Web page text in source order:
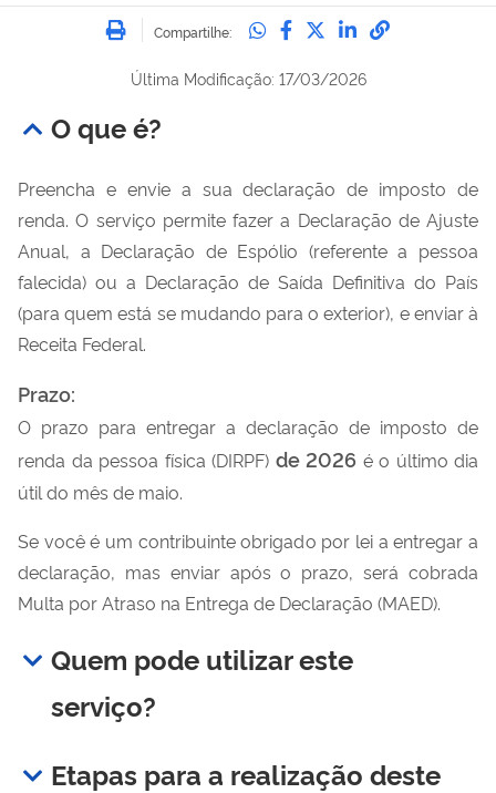
Imprimir
Compartilhe: Compartilhe no
Compartilhe no
Compartilhe no
Compartilhe
Última Modificação: 17/03/2026
O que é?
Preencha e envie a sua declaração de imposto de
renda. O serviço permite fazer a Declaração de Ajuste
Anual, a Declaração de Espólio (referente a pessoa
falecida) ou a Declaração de Saída Definitiva do País
(para quem está se mudando para o exterior), e enviar à
Receita Federal.
Prazo:
O prazo para entregar a declaração de imposto de
renda da pessoa física (DIRPF) de 2026 é o último dia
útil do mês de maio.
Se você é um contribuinte obrigado por lei a entregar a
declaração, mas enviar após o prazo, será cobrada
Multa por Atraso na Entrega de Declaração (MAED).
Quem pode utilizar este
serviço?
Etapas para a realização deste